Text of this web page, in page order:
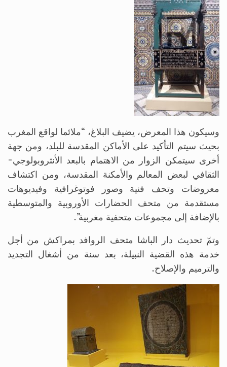
وسيكون هذا المعرض، يضيف البلاغ، “ملائما لواقع المغرب
بحيث سيتم التأكيد على الأماكن المقدسة للبلد، ومن جهة
أخرى سيتمكن الزوار من الاهتمام بالبعد الأنثروبولوجي-
الثقافي لبعض المعالم والأمكنة المقدسة، ومن اكتشاف
معروضات وتحف فنية وصور فوتوغرافية وفيديوهات
مستقدمة من متحف الحضارات الأوروبية والمتوسطية
بالإضافة إلى مجموعات متحفية مغربية”.
وتمّ تحديث دار الباشا متحف الروافد بمراكش من أجل
خدمة هذه القضية النبيلة، بعد سنة من أشغال التجديد
والترميم والإصلاح.